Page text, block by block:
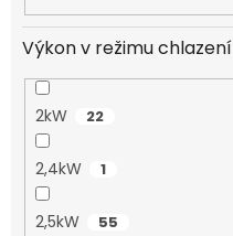
Výkon v režimu chlazení
2kW 22
2,4kW 1
2,5kW 55